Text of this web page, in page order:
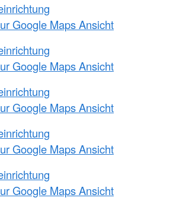
Google Maps Ansicht
Google Maps Ansicht
Google Maps Ansicht
Google Maps Ansicht
Google Maps Ansicht